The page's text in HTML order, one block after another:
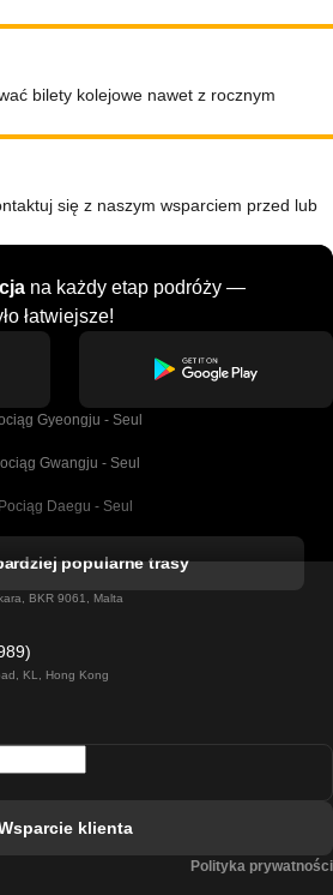
bilety kolejowe nawet z rocznym
się z naszym wsparciem przed lub
na każdy etap podróży —
łatwiejsze!
Gyeongju - Seul
Gwangju - Seul
Pociąg Daegu - Seul
Dublin - Galway
Rzym - Neapol
popularne trasy
BKR 9061, Malta
KL, Hong Kong
klienta
Polityka prywatności